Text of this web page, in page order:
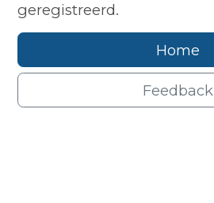
geregistreerd.
Home
Feedback